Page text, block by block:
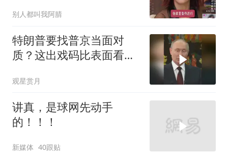
别人都叫我阿腈
特朗普要找普京当面对
质？这出戏码比表面看起
观星赏月
讲真，是球网先动手
的！！！
新媒体 40跟贴